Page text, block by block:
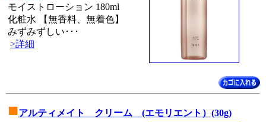
モイストローション 180ml
化粧水 【無香料、無着色】
みずみずしい･･･
>詳細
■アルティメイト クリーム (エモリエント）(30g)